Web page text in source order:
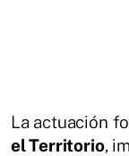
La actuación
el Territorio,